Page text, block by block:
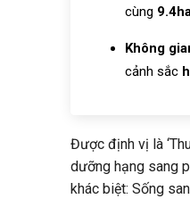
cùng
Không
cảnh sắc
Được định vị là
dưỡng hạng sang
khác biệt: Sống